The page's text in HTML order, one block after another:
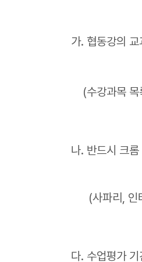
가. 협동강의
(수강과목 목
나. 반드시 크
(사파리, 인터
다. 수업평가